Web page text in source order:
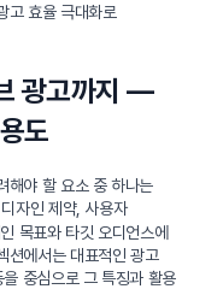
고 효율 극대화로
광고까지 —
도
해야 할 요소 중 하나는
자인 제약, 사용자
목표와 타깃 오디언스에
션에서는 대표적인 광고
중심으로 그 특징과 활용